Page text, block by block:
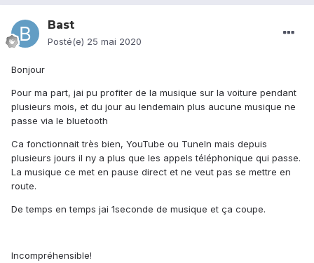
Bast
Posté(e) 25 mai 2020
Bonjour
Pour ma part, jai pu profiter de la musique sur la voiture pendant
plusieurs mois, et du jour au lendemain plus aucune musique ne
passe via le bluetooth
Ca fonctionnait très bien, YouTube ou TuneIn mais depuis
plusieurs jours il ny a plus que les appels téléphonique qui passe.
La musique ce met en pause direct et ne veut pas se mettre en
route.
De temps en temps jai 1seconde de musique et ça coupe.
Incompréhensible!